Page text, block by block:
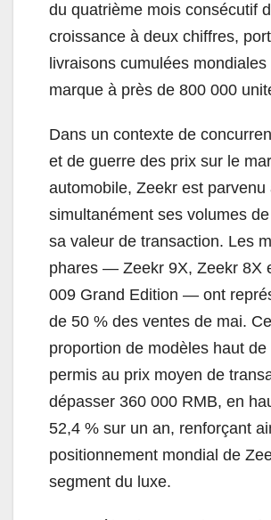
du quatrième mois consécutif
croissance à deux chiffres,
livraisons cumulées mondiales
marque à près de 800 000
Dans un contexte de
et de guerre des prix sur le
automobile, Zeekr est parvenu
simultanément ses volumes
sa valeur de transaction. Les
phares — Zeekr 9X, Zeekr 8X
009 Grand Edition — ont
de 50 % des ventes de mai.
proportion de modèles haut
permis au prix moyen de
dépasser 360 000 RMB, en
52,4 % sur un an, renforçant
positionnement mondial de
segment du luxe.